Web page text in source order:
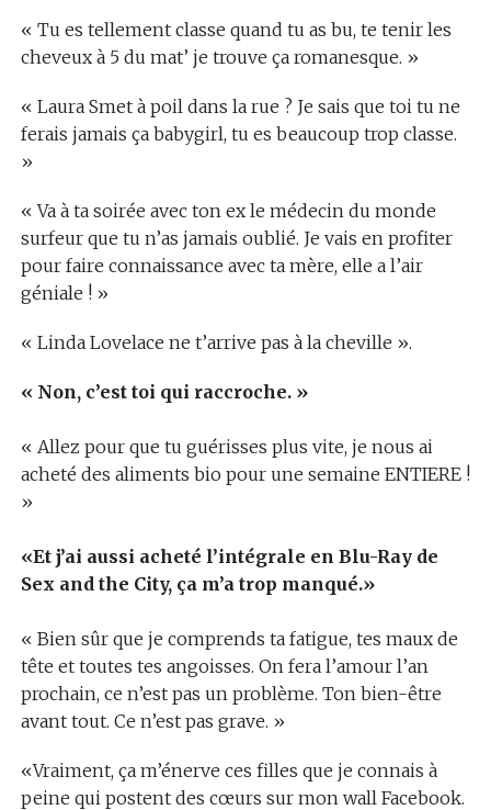
« Tu es tellement classe quand tu as bu, te tenir les
cheveux à 5 du mat’ je trouve ça romanesque. »
« Laura Smet à poil dans la rue ? Je sais que toi tu ne
ferais jamais ça babygirl, tu es beaucoup trop classe.
»
« Va à ta soirée avec ton ex le médecin du monde
surfeur que tu n’as jamais oublié. Je vais en profiter
pour faire connaissance avec ta mère, elle a l’air
géniale ! »
« Linda Lovelace ne t’arrive pas à la cheville ».
« Non, c’est toi qui raccroche. »
« Allez pour que tu guérisses plus vite, je nous ai
acheté des aliments bio pour une semaine ENTIERE !
»
«Et j’ai aussi acheté l’intégrale en Blu-Ray de
Sex and the City, ça m’a trop manqué.»
« Bien sûr que je comprends ta fatigue, tes maux de
tête et toutes tes angoisses. On fera l’amour l’an
prochain, ce n’est pas un problème. Ton bien-être
avant tout. Ce n’est pas grave. »
«Vraiment, ça m’énerve ces filles que je connais à
peine qui postent des cœurs sur mon wall Facebook.